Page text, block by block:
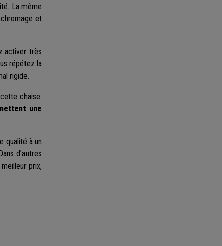
La même
et
activer très
répétez la
rigide.
chaise.
une
qualité à un
d’autres
prix,